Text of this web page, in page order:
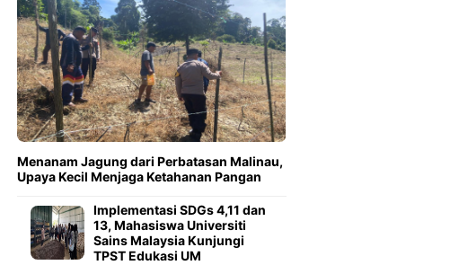
Menanam Jagung dari Perbatasan Malinau,
Upaya Kecil Menjaga Ketahanan Pangan
Implementasi SDGs 4,11 dan
13, Mahasiswa Universiti
Sains Malaysia Kunjungi
TPST Edukasi UM